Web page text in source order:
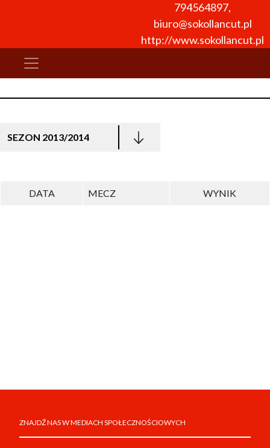
794564897,
biuro@sokollancut.pl
http://www.sokollancut.pl
SEZON 2013/2014
DATA MECZ WYNIK
ZNAJDŹ NAS W MEDIACH SPOŁECZNOŚCIOWYCH